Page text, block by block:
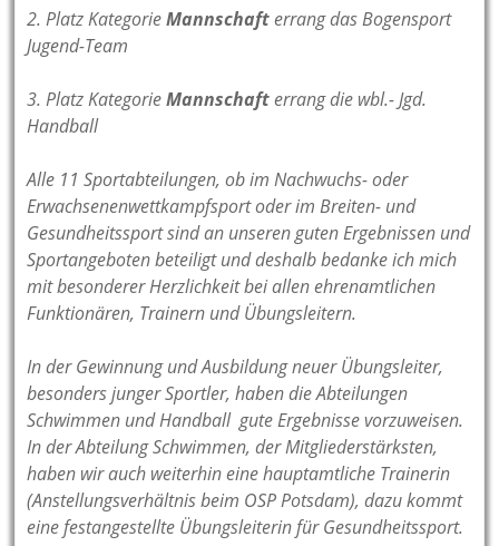
2. Platz KategorieMannschafterrang das Bogensport
Jugend-Team
3. Platz KategorieMannschafterrang die wbl.- Jgd.
Handball
Alle 11 Sportabteilungen, ob im Nachwuchs- oder
Erwachsenenwettkampfsport oder im Breiten- und
Gesundheitssport sind an unseren guten Ergebnissen und
Sportangeboten beteiligt und deshalb bedanke ich mich
mit besonderer Herzlichkeit bei allen ehrenamtlichen
Funktionären, Trainern und Übungsleitern.
In der Gewinnung und Ausbildung neuer Übungsleiter,
besonders junger Sportler, haben die Abteilungen
Schwimmen und Handball gute Ergebnisse vorzuweisen.
In der Abteilung Schwimmen, der Mitgliederstärksten,
haben wir auch weiterhin eine hauptamtliche Trainerin
(Anstellungsverhältnis beim OSP Potsdam), dazu kommt
eine festangestellte Übungsleiterin für Gesundheitssport.